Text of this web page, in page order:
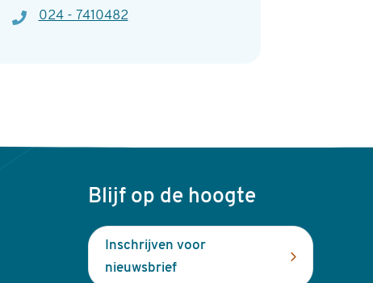
Telefoon024 - 7410482
Blijf op de hoogte
Inschrijven voor
nieuwsbrief